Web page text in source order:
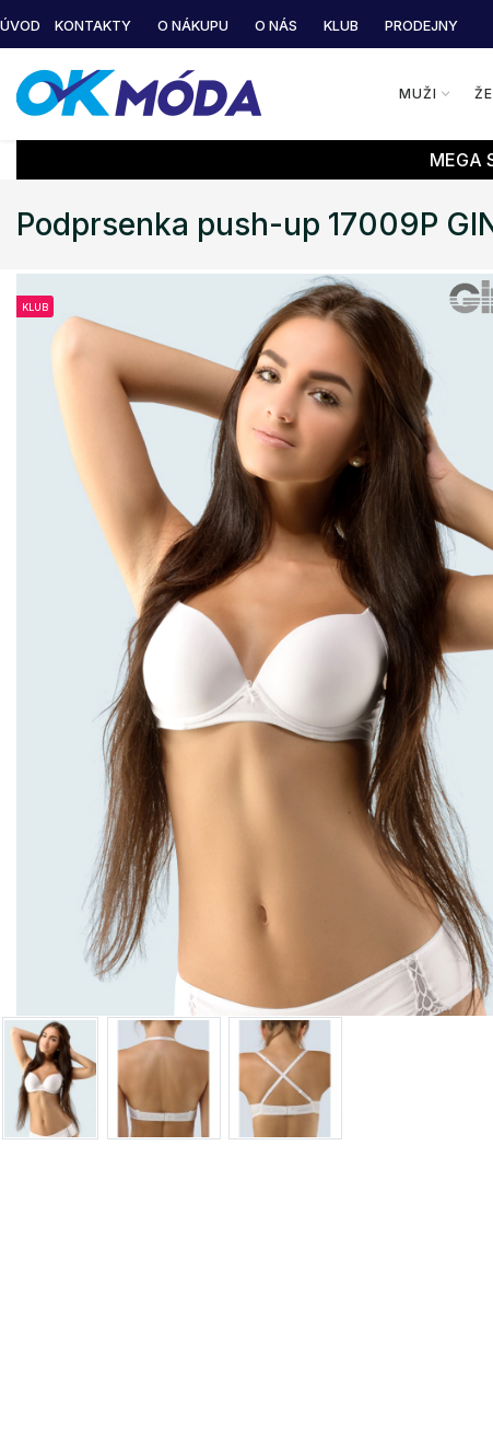
ÚVOD KONTAKTY O NÁKUPU O NÁS KLUB PRODEJNY
MUŽI
MEGA
Podprsenka push-up 17009P
KLUB